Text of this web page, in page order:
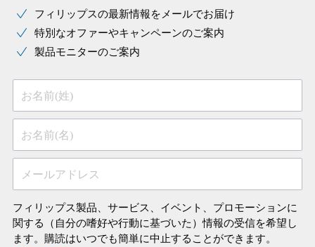
フィリップスの最新情報をメールでお届け
特別なオファーやキャンペーンのご案内
製品モニターのご案内
お名前(姓)
お名前(名)
メールアドレス
フィリップス製品、サービス、イベント、プロモーションに
関する（自分の嗜好や行動に基づいた）情報の受信を希望し
ます。購読はいつでも簡単に中止することができます。